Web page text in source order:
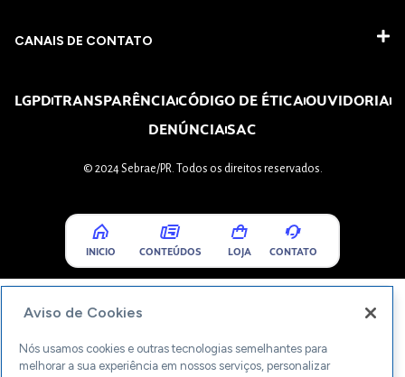
CANAIS DE CONTATO
LGPDTRANSPARÊNCIACÓDIGO DE ÉTICAOUVIDORIA
DENÚNCIASAC
© 2024 Sebrae/PR. Todos os direitos reservados.
INICIO CONTEÚDOS LOJA CONTATO
Aviso de Cookies
Nós usamos cookies e outras tecnologias semelhantes para
melhorar a sua experiência em nossos serviços, personalizar